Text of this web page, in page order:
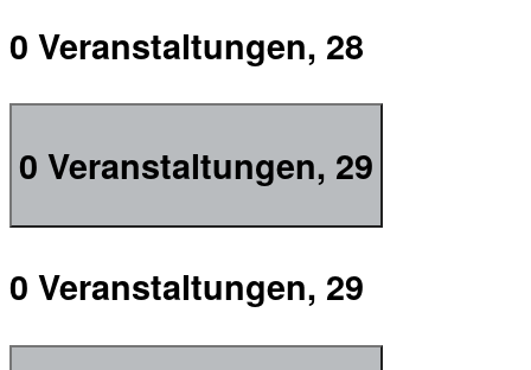
0 Veranstaltungen, 28
0 Veranstaltungen, 29
0 Veranstaltungen, 29